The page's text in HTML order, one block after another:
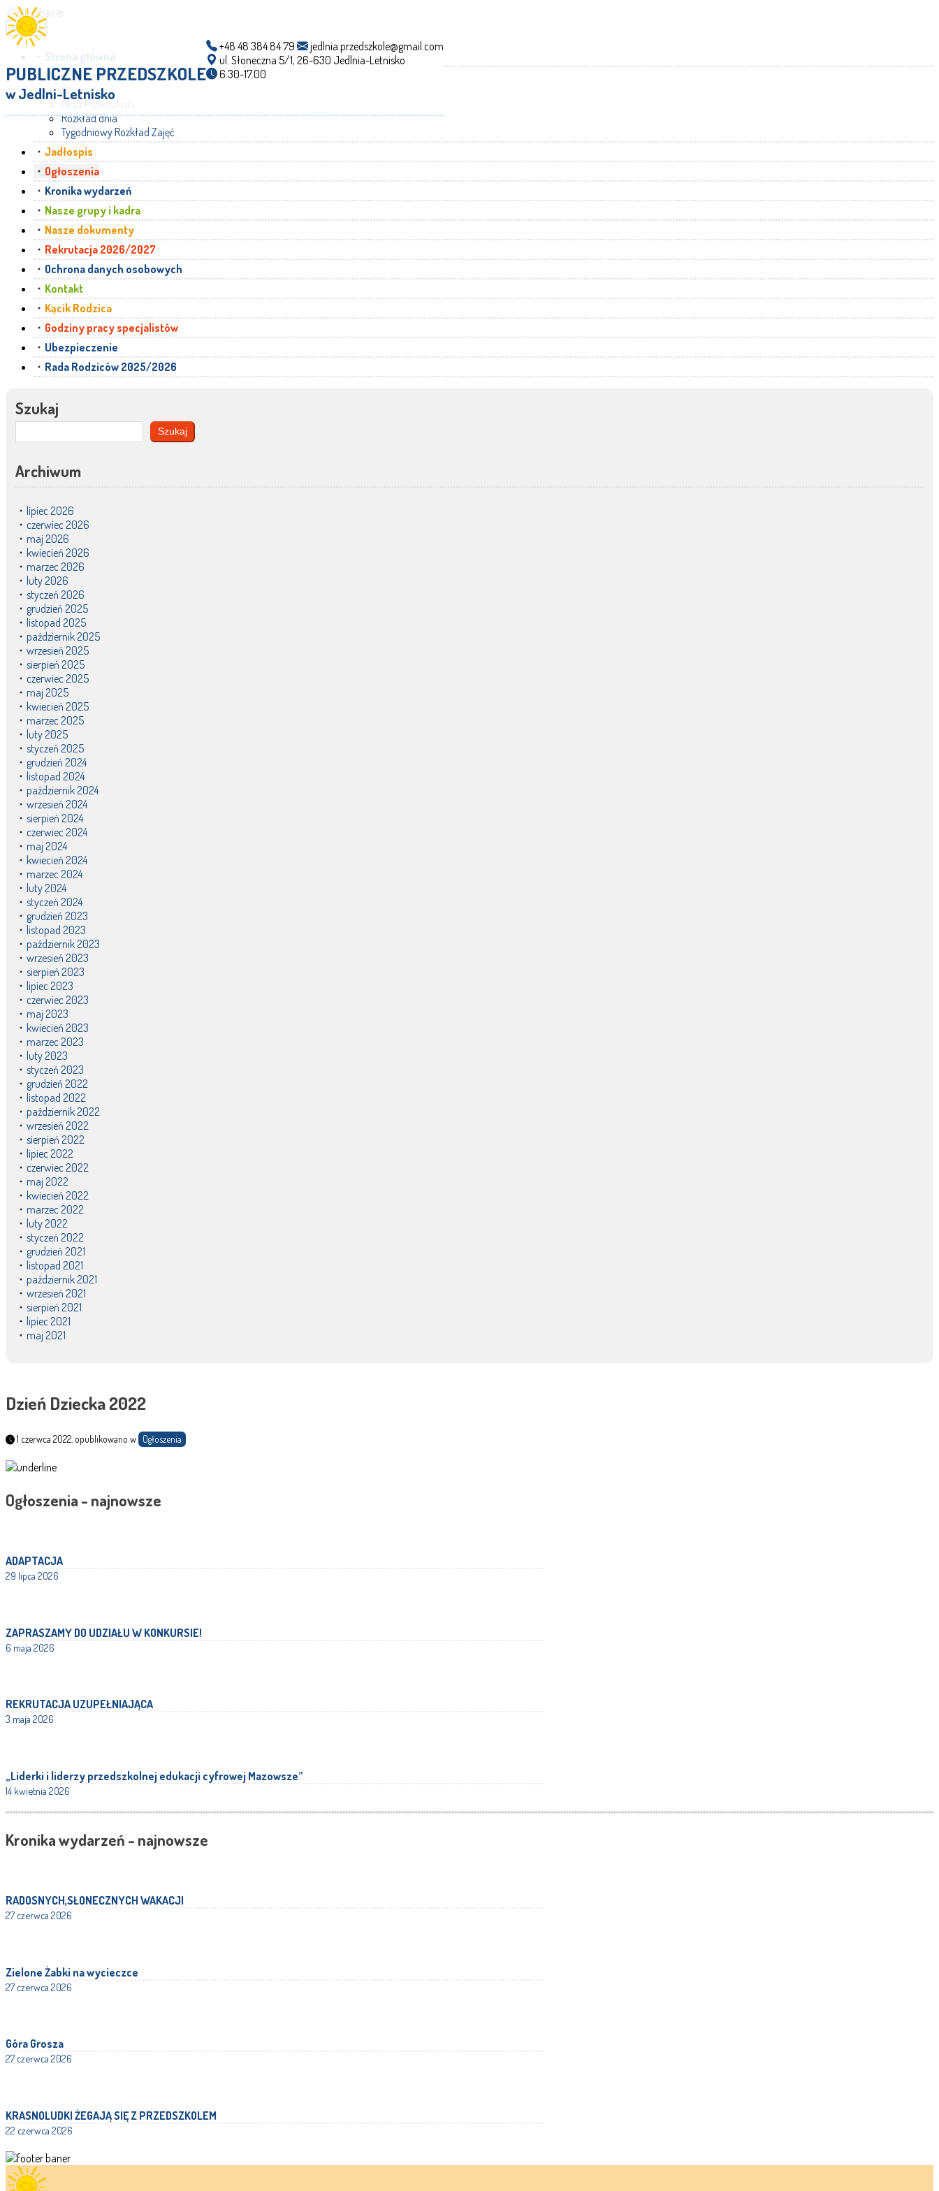
PUBLICZNE PRZEDSZKOLE
w Jedlni-Letnisko
+48 48 384 84 79
jedlnia.przedszkole@gmail.com
ul. Słoneczna 5/1, 26-630 Jedlnia-Letnisko
6.30-17.00
menu
Nasze przedszkole
Historia
Rozkład dnia
Tygodniowy Rozkład Zajęć
Jadłospis
Ogłoszenia
Kronika wydarzeń
Nasze grupy i kadra
Nasze dokumenty
Rekrutacja 2026/2027
Ochrona danych osobowych
Kontakt
Kącik Rodzica
Godziny pracy specjalistów
Ubezpieczenie
Rada Rodziców 2025/2026
Szukaj
Szukaj
Archiwum
lipiec 2026
czerwiec 2026
maj 2026
kwiecień 2026
marzec 2026
luty 2026
styczeń 2026
grudzień 2025
listopad 2025
październik 2025
wrzesień 2025
sierpień 2025
czerwiec 2025
maj 2025
kwiecień 2025
marzec 2025
luty 2025
styczeń 2025
grudzień 2024
listopad 2024
październik 2024
wrzesień 2024
sierpień 2024
czerwiec 2024
maj 2024
kwiecień 2024
marzec 2024
luty 2024
styczeń 2024
grudzień 2023
listopad 2023
październik 2023
wrzesień 2023
sierpień 2023
lipiec 2023
czerwiec 2023
maj 2023
kwiecień 2023
marzec 2023
luty 2023
styczeń 2023
grudzień 2022
listopad 2022
październik 2022
wrzesień 2022
sierpień 2022
lipiec 2022
czerwiec 2022
maj 2022
kwiecień 2022
marzec 2022
luty 2022
styczeń 2022
grudzień 2021
listopad 2021
październik 2021
wrzesień 2021
sierpień 2021
lipiec 2021
maj 2021
Dzień Dziecka 2022
1 czerwca 2022, opublikowano w Ogłoszenia
Ogłoszenia - najnowsze
ADAPTACJA
29 lipca 2026
ZAPRASZAMY DO UDZIAŁU W KONKURSIE!
6 maja 2026
REKRUTACJA UZUPEŁNIAJĄCA
3 maja 2026
„Liderki i liderzy przedszkolnej edukacji cyfrowej Mazowsze”
14 kwietnia 2026
Kronika wydarzeń - najnowsze
RADOSNYCH,SŁONECZNYCH WAKACJI
27 czerwca 2026
Zielone Żabki na wycieczce
27 czerwca 2026
Góra Grosza
27 czerwca 2026
KRASNOLUDKI ŻEGAJĄ SIĘ Z PRZEDSZKOLEM
22 czerwca 2026